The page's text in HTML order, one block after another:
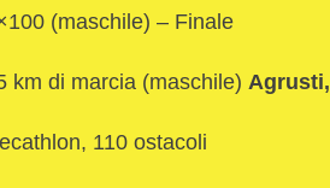
(maschile) – Finale
km di marcia (maschile)
110 ostacoli